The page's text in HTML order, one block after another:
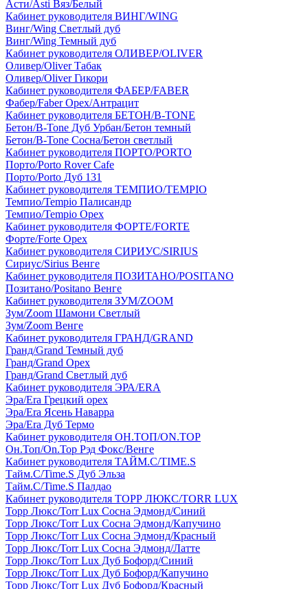
Асти/Asti Вяз/Белый
Кабинет руководителя ВИНГ/WING
Винг/Wing Светлый дуб
Винг/Wing Темный дуб
Кабинет руководителя ОЛИВЕР/OLIVER
Оливер/Oliver Табак
Оливер/Oliver Гикори
Кабинет руководителя ФАБЕР/FABER
Фабер/Faber Орех/Антрацит
Кабинет руководителя БЕТОН/B-TONE
Бетон/B-Tone Дуб Урбан/Бетон темный
Бетон/B-Tone Сосна/Бетон светлый
Кабинет руководителя ПОРТО/PORTO
Порто/Porto Rover Cafe
Порто/Porto Дуб 131
Кабинет руководителя ТЕМПИО/TEMPIO
Темпио/Tempio Палисандр
Темпио/Tempio Орех
Кабинет руководителя ФОРТЕ/FORTE
Форте/Forte Орех
Кабинет руководителя СИРИУС/SIRIUS
Сириус/Sirius Венге
Кабинет руководителя ПОЗИТАНО/POSITANO
Позитано/Positano Венге
Кабинет руководителя ЗУМ/ZOOM
Зум/Zoom Шамони Светлый
Зум/Zoom Венге
Кабинет руководителя ГРАНД/GRAND
Гранд/Grand Темный дуб
Гранд/Grand Орех
Гранд/Grand Светлый дуб
Кабинет руководителя ЭРА/ERA
Эра/Era Грецкий орех
Эра/Era Ясень Наварра
Эра/Era Дуб Термо
Кабинет руководителя ОН.ТОП/ON.TOP
Он.Топ/On.Top Рэд Фокс/Венге
Кабинет руководителя ТАЙМ.С/TIME.S
Тайм.С/Time.S Дуб Эльза
Тайм.С/Time.S Палдао
Кабинет руководителя ТОРР ЛЮКС/TORR LUX
Торр Люкс/Torr Lux Сосна Эдмонд/Синий
Торр Люкс/Torr Lux Сосна Эдмонд/Капучино
Торр Люкс/Torr Lux Сосна Эдмонд/Красный
Торр Люкс/Torr Lux Сосна Эдмонд/Латте
Торр Люкс/Torr Lux Дуб Бофорд/Синий
Торр Люкс/Torr Lux Дуб Бофорд/Капучино
Торр Люкс/Torr Lux Дуб Бофорд/Красный